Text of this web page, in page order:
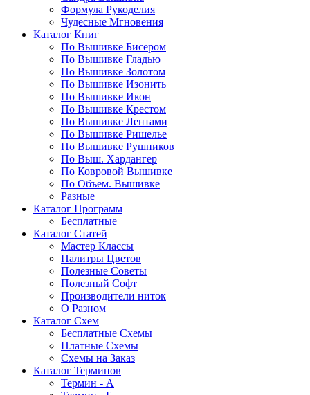
Формула Рукоделия
Чудесные Мгновения
Каталог Книг
По Вышивке Бисером
По Вышивке Гладью
По Вышивке Золотом
По Вышивке Изонить
По Вышивке Икон
По Вышивке Крестом
По Вышивке Лентами
По Вышивке Ришелье
По Вышивке Рушников
По Выш. Хардангер
По Ковровой Вышивке
По Объем. Вышивке
Разные
Каталог Программ
Бесплатные
Каталог Статей
Мастер Классы
Палитры Цветов
Полезные Советы
Полезный Софт
Производители ниток
О Разном
Каталог Схем
Бесплатные Схемы
Платные Схемы
Схемы на Заказ
Каталог Терминов
Термин - А